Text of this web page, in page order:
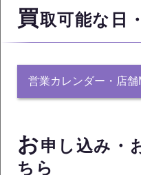
買取可能な日
営業カレンダー・店
お申し込み・
ちら